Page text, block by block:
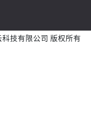
技有限公司 版权所有